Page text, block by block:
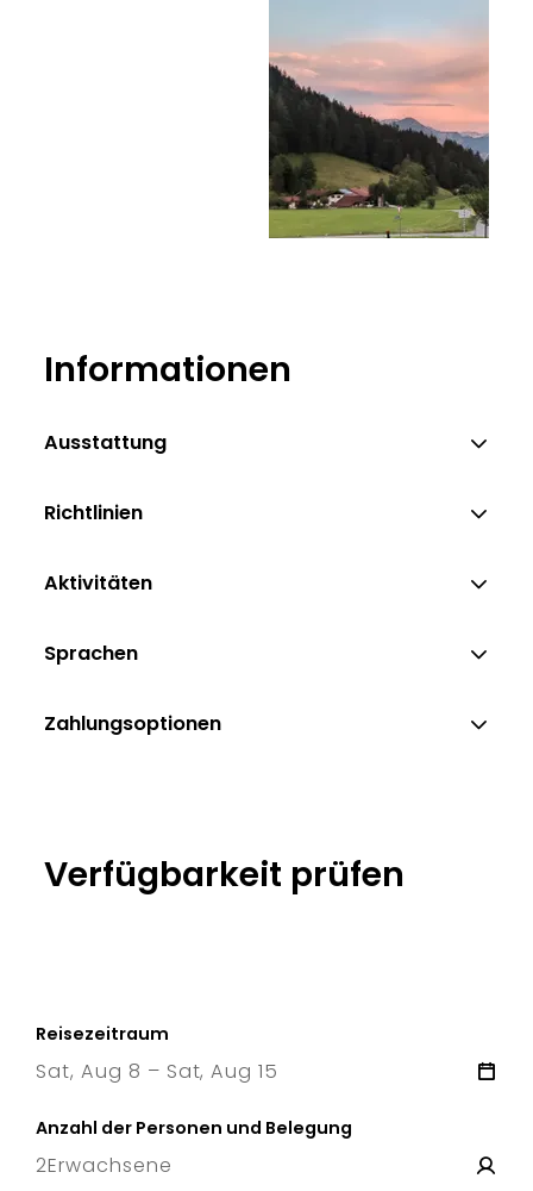
Informationen
Ausstattung
Richtlinien
Aktivitäten
Sprachen
Zahlungsoptionen
Verfügbarkeit prüfen
Reisezeitraum
Sat, Aug 8 – Sat, Aug 15
Anzahl der Personen und Belegung
2Erwachsene